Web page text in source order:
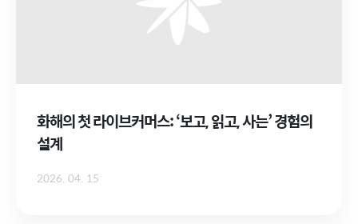
화해의 첫 라이브커머스: ‘보고, 읽고, 사는’ 경험의
설계
2026. 04. 15